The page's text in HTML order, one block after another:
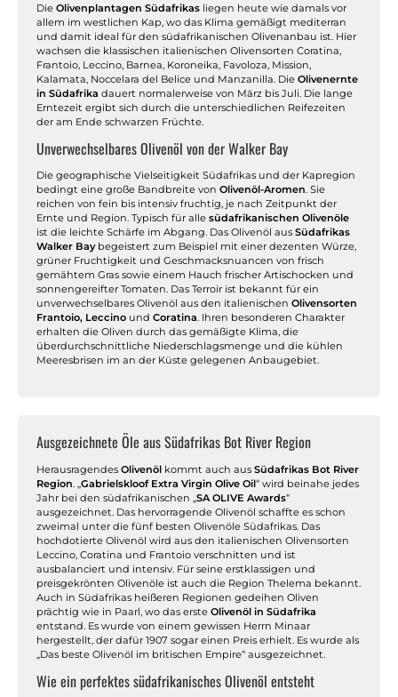
Die Olivenplantagen Südafrikas liegen heute wie damals vor
allem im westlichen Kap, wo das Klima gemäßigt mediterran
und damit ideal für den südafrikanischen Olivenanbau ist. Hier
wachsen die klassischen italienischen Olivensorten Coratina,
Frantoio, Leccino, Barnea, Koroneika, Favoloza, Mission,
Kalamata, Noccelara del Belice und Manzanilla. Die Olivenernte
in Südafrika dauert normalerweise von März bis Juli. Die lange
Erntezeit ergibt sich durch die unterschiedlichen Reifezeiten
der am Ende schwarzen Früchte.
Unverwechselbares Olivenöl von der Walker Bay
Die geographische Vielseitigkeit Südafrikas und der Kapregion
bedingt eine große Bandbreite von Olivenöl-Aromen. Sie
reichen von fein bis intensiv fruchtig, je nach Zeitpunkt der
Ernte und Region. Typisch für alle südafrikanischen Olivenöle
ist die leichte Schärfe im Abgang. Das Olivenöl aus Südafrikas
Walker Baybegeistert zum Beispiel mit einer dezenten Würze,
grüner Fruchtigkeit und Geschmacksnuancen von frisch
gemähtem Gras sowie einem Hauch frischer Artischocken und
sonnengereifter Tomaten. Das Terroir ist bekannt für ein
unverwechselbares Olivenöl aus den italienischen Olivensorten
Frantoio, Leccino und Coratina. Ihren besonderen Charakter
erhalten die Oliven durch das gemäßigte Klima, die
überdurchschnittliche Niederschlagsmenge und die kühlen
Meeresbrisen im an der Küste gelegenen Anbaugebiet.
Ausgezeichnete Öle aus Südafrikas Bot River Region
Herausragendes Olivenöl kommt auch aus Südafrikas Bot River
Region. „Gabrielskloof Extra Virgin Olive Oil“ wird beinahe jedes
Jahr bei den südafrikanischen „SA OLIVE Awards“
ausgezeichnet. Das hervorragende Olivenöl schaffte es schon
zweimal unter die fünf besten Olivenöle Südafrikas. Das
hochdotierte Olivenöl wird aus den italienischen Olivensorten
Leccino, Coratina und Frantoio verschnitten und ist
ausbalanciert und intensiv. Für seine erstklassigen und
preisgekrönten Olivenöle ist auch die Region Thelema bekannt.
Auch in Südafrikas heißeren Regionen gedeihen Oliven
prächtig wie in Paarl, wo das erste Olivenöl in Südafrika
entstand. Es wurde von einem gewissen Herrn Minaar
hergestellt, der dafür 1907 sogar einen Preis erhielt. Es wurde als
„Das beste Olivenöl im britischen Empire“ ausgezeichnet.
Wie ein perfektes südafrikanisches Olivenöl entsteht